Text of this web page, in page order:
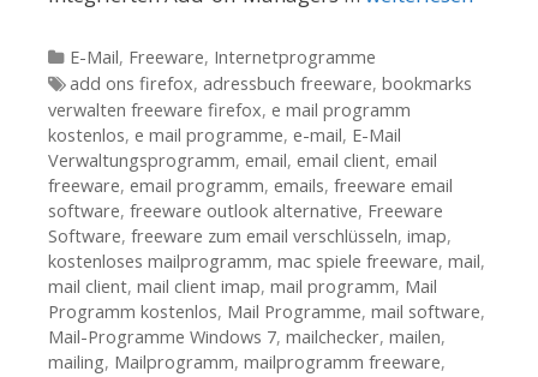
Kategorien
E-Mail, Freeware, Internetprogramme
Tags
add ons firefox, adressbuch freeware, bookmarks
verwalten freeware firefox, e mail programm
kostenlos, e mail programme, e-mail, E-Mail
Verwaltungsprogramm, email, email client, email
freeware, email programm, emails, freeware email
software, freeware outlook alternative, Freeware
Software, freeware zum email verschlüsseln, imap,
kostenloses mailprogramm, mac spiele freeware, mail,
mail client, mail client imap, mail programm, Mail
Programm kostenlos, Mail Programme, mail software,
Mail-Programme Windows 7, mailchecker, mailen,
mailing, Mailprogramm, mailprogramm freeware,